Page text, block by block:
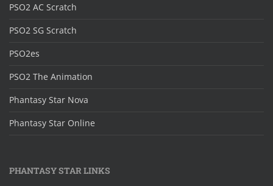
PSO2 AC Scratch
PSO2 SG Scratch
PSO2es
PSO2 The Animation
Phantasy Star Nova
Phantasy Star Online
PHANTASY STAR LINKS